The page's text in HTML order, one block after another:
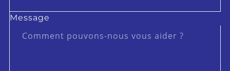
Message